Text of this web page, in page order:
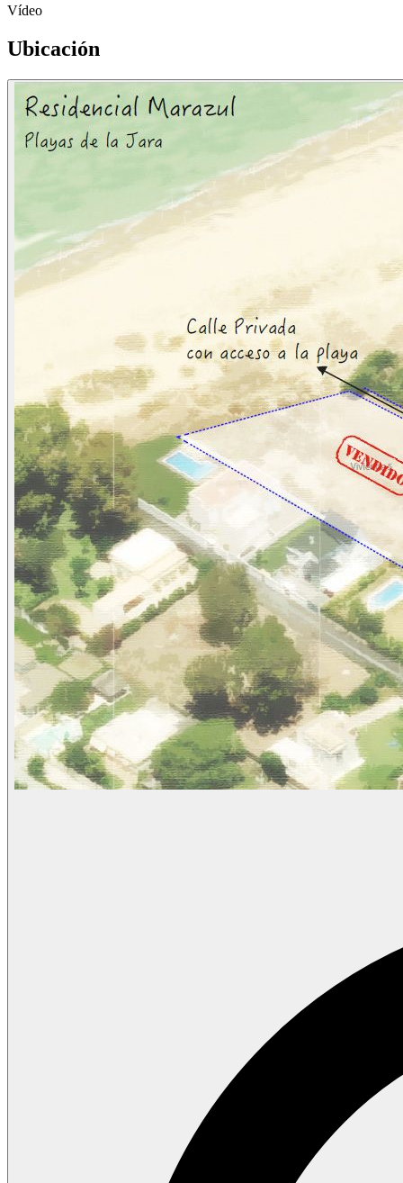
Vídeo
Ubicación